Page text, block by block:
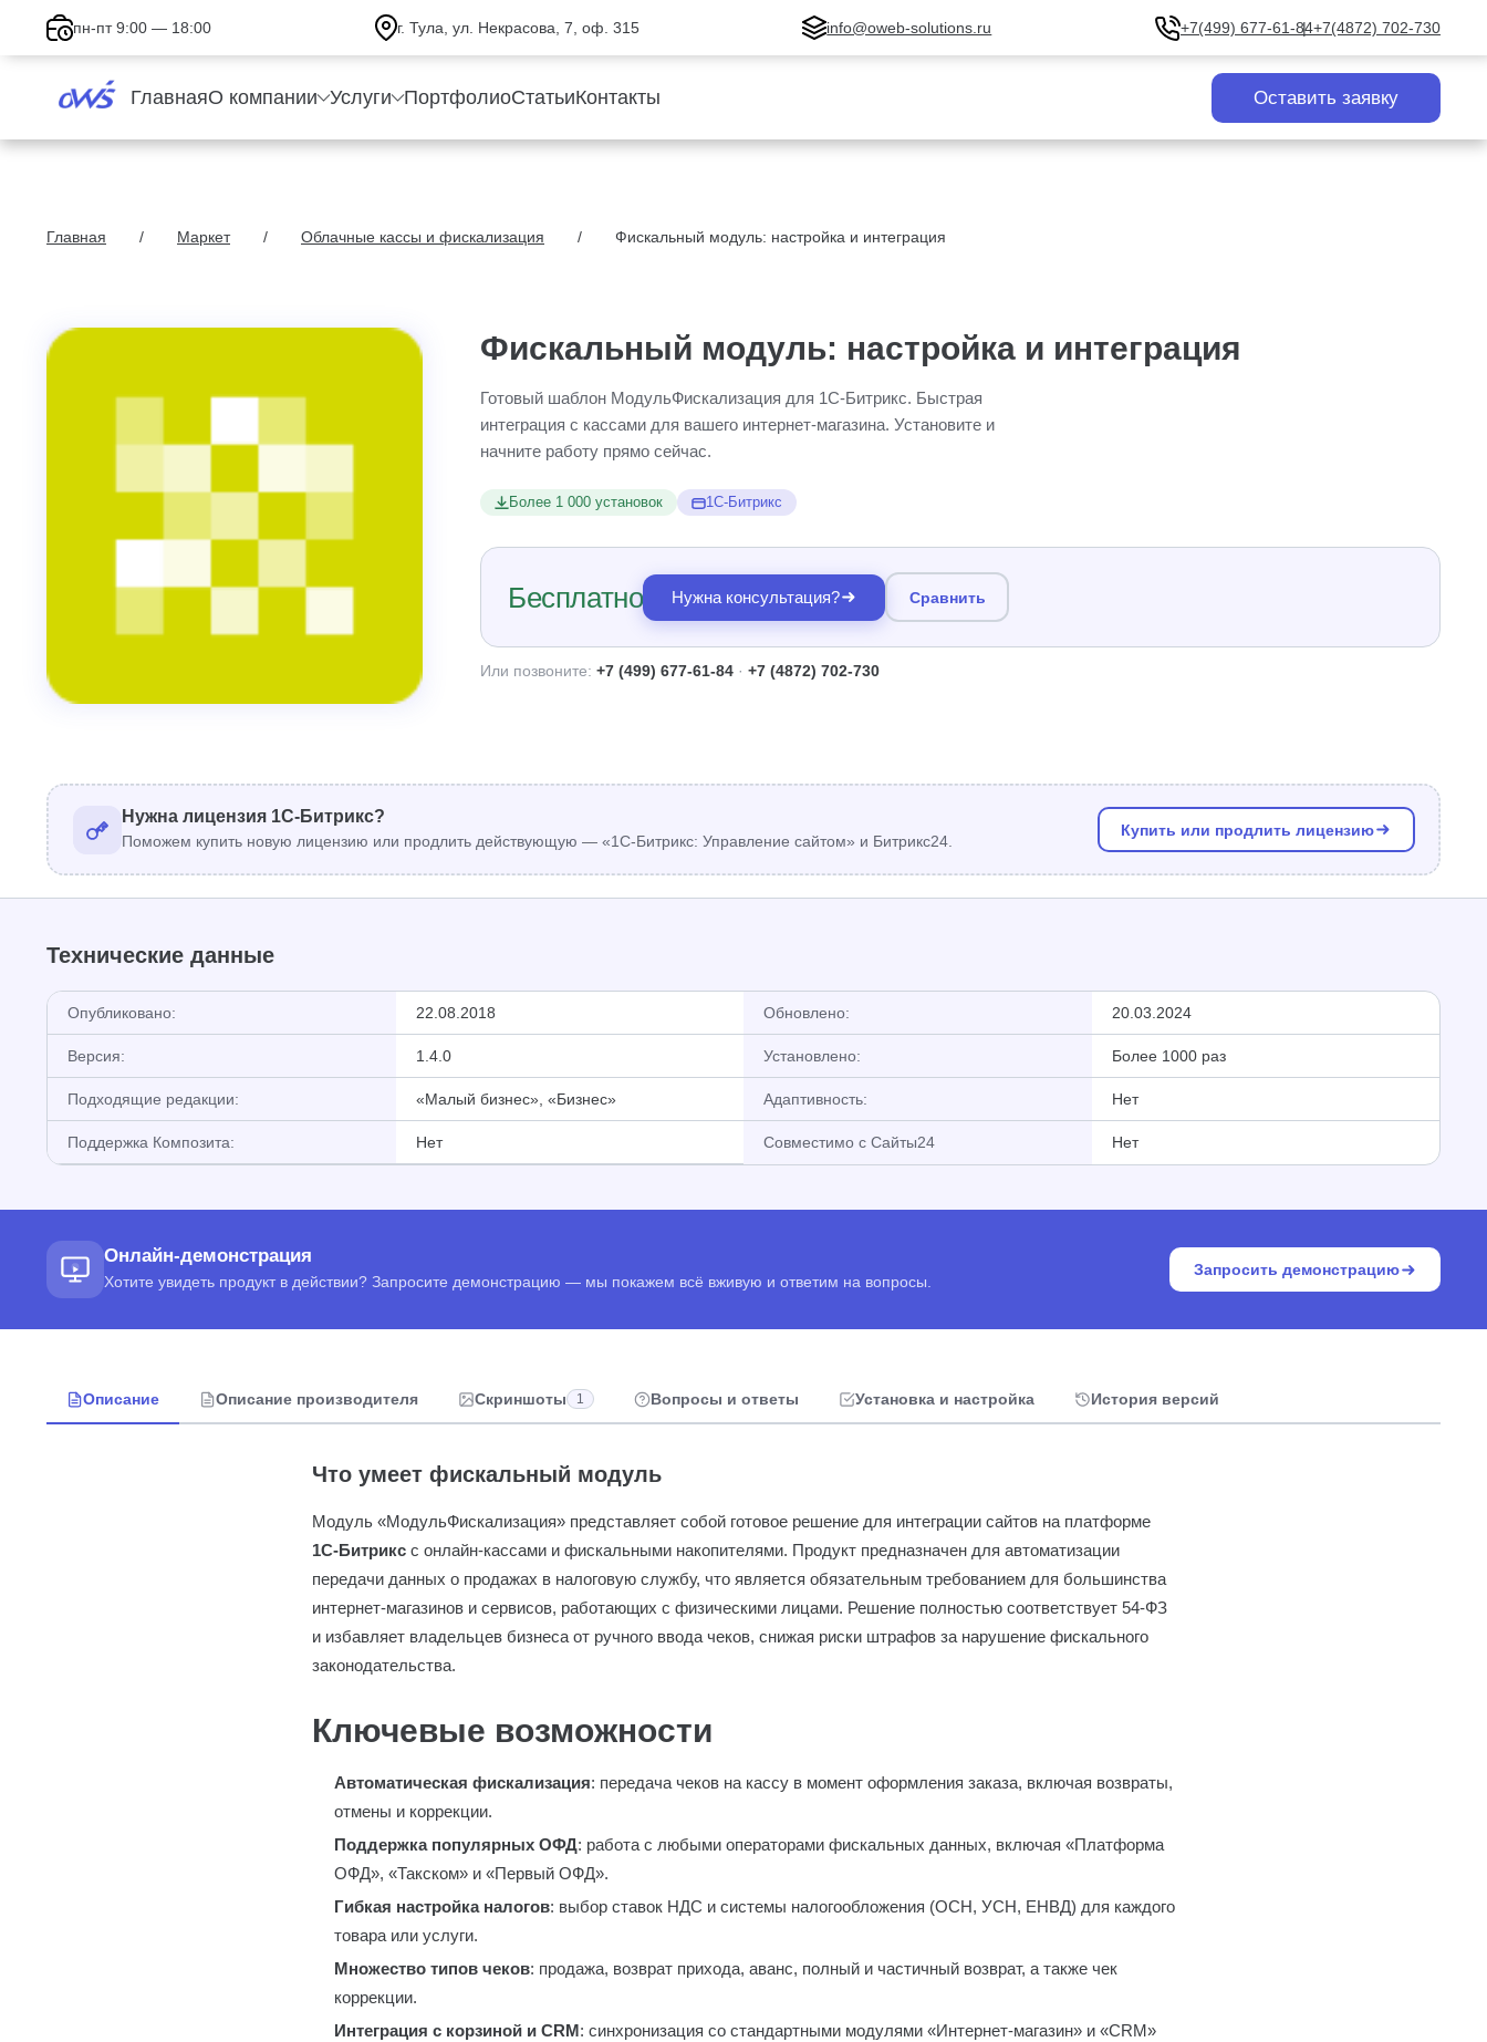
пн-пт 9:00 — 18:00 г. Тула, ул. Некрасова, 7, оф. 315 info@oweb-solutions.ru +7(499) 677-61-84+7(4872) 702-730
ГлавнаяО компании Услуги ПортфолиоСтатьиКонтакты Оставить заявку
Главная Маркет Облачные кассы и фискализация Фискальный модуль: настройка и интеграция
Фискальный модуль: настройка и интеграция
Готовый шаблон МодульФискализация для 1С-Битрикс. Быстрая
интеграция с кассами для вашего интернет-магазина. Установите и
начните работу прямо сейчас.
Более 1 000 установок 1С-Битрикс
Бесплатно Нужна консультация? Сравнить
Или позвоните: +7 (499) 677-61-84 · +7 (4872) 702-730
Нужна лицензия 1С-Битрикс?
Поможем купить новую лицензию или продлить действующую — «1С-Битрикс: Управление сайтом» и Битрикс24.
Купить или продлить лицензию
Технические данные
Опубликовано: 22.08.2018 Обновлено: 20.03.2024
Версия: 1.4.0 Установлено: Более 1000 раз
Подходящие редакции: «Малый бизнес», «Бизнес» Адаптивность: Нет
Поддержка Композита: Нет Совместимо с Сайты24 Нет
Онлайн-демонстрация
Хотите увидеть продукт в действии? Запросите демонстрацию — мы покажем всё вживую и ответим на вопросы.
Запросить демонстрацию
Описание Описание производителя Скриншоты 1 Вопросы и ответы Установка и настройка История версий
Что умеет фискальный модуль
Модуль «МодульФискализация» представляет собой готовое решение для интеграции сайтов на платформе
1С-Битрикс с онлайн-кассами и фискальными накопителями. Продукт предназначен для автоматизации
передачи данных о продажах в налоговую службу, что является обязательным требованием для большинства
интернет-магазинов и сервисов, работающих с физическими лицами. Решение полностью соответствует 54-ФЗ
и избавляет владельцев бизнеса от ручного ввода чеков, снижая риски штрафов за нарушение фискального
законодательства.
Ключевые возможности
Автоматическая фискализация: передача чеков на кассу в момент оформления заказа, включая возвраты,
отмены и коррекции.
Поддержка популярных ОФД: работа с любыми операторами фискальных данных, включая «Платформа
ОФД», «Такском» и «Первый ОФД».
Гибкая настройка налогов: выбор ставок НДС и системы налогообложения (ОСН, УСН, ЕНВД) для каждого
товара или услуги.
Множество типов чеков: продажа, возврат прихода, аванс, полный и частичный возврат, а также чек
коррекции.
Интеграция с корзиной и CRM: синхронизация со стандартными модулями «Интернет-магазин» и «CRM»